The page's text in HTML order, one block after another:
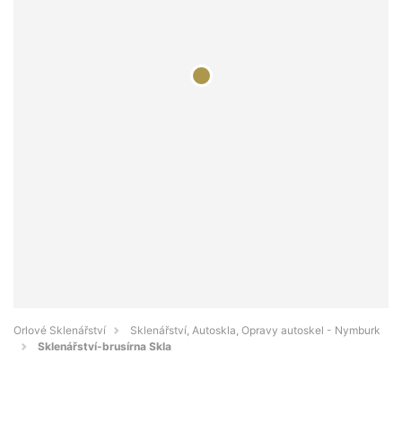
Orlové Sklenářství
Sklenářství, Autoskla, Opravy autoskel - Nymburk
Sklenářství-brusírna Skla